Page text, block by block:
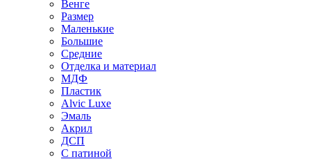
Венге
Размер
Маленькие
Большие
Средние
Отделка и материал
МДФ
Пластик
Alvic Luxe
Эмаль
Акрил
ДСП
С патиной